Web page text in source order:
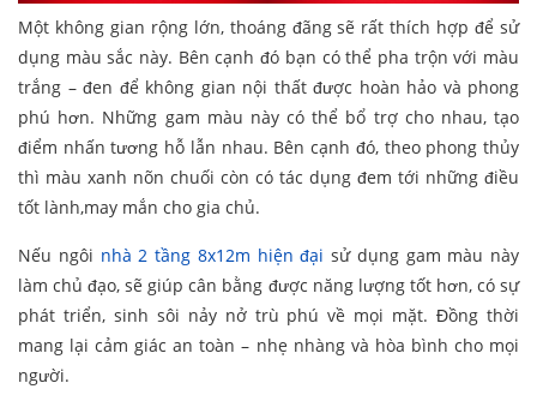
Một không gian rộng lớn, thoáng đãng sẽ rất thích hợp để sử
dụng màu sắc này. Bên cạnh đó bạn có thể pha trộn với màu
trắng – đen để không gian nội thất được hoàn hảo và phong
phú hơn. Những gam màu này có thể bổ trợ cho nhau, tạo
điểm nhấn tương hỗ lẫn nhau. Bên cạnh đó, theo phong thủy
thì màu xanh nõn chuối còn có tác dụng đem tới những điều
tốt lành,may mắn cho gia chủ.
Nếu ngôi nhà 2 tầng 8x12m hiện đại sử dụng gam màu này
làm chủ đạo, sẽ giúp cân bằng được năng lượng tốt hơn, có sự
phát triển, sinh sôi nảy nở trù phú về mọi mặt. Đồng thời
mang lại cảm giác an toàn – nhẹ nhàng và hòa bình cho mọi
người.